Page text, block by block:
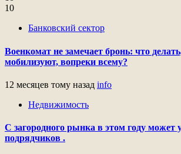
10
Банковский сектор
Военкомат не замечает бронь: что
мобилизуют, вопреки всему?
12 месяцев тому назад info
Недвижимость
С загородного рынка в этом году может
подрядчиков .